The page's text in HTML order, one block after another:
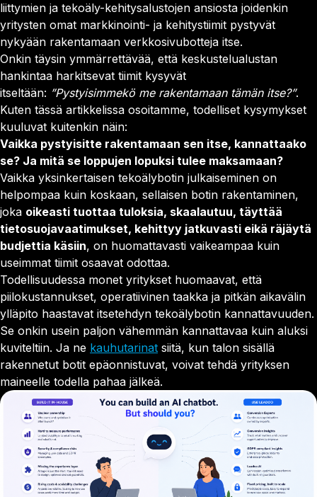
AJANKOHTAISTA
Olemme nyt Leadoo AI
Uusi hinnoittelu ja palvelumallit
liittymien ja tekoäly-kehitysalustojen ansiosta joidenkin
yritysten omat markkinointi- ja kehitystiimit pystyvät
nykyään rakentamaan verkkosivubotteja itse.
Onkin täysin ymmärrettävää, että keskustelualustan
hankintaa harkitsevat tiimit kysyvät
itseltään: ”Pystyisimmekö me rakentamaan tämän itse?”.
Kuten tässä artikkelissa osoitamme, todelliset kysymykset
kuuluvat kuitenkin näin:
Vaikka pystyisitte rakentamaan sen itse, kannattaako
se? Ja mitä se loppujen lopuksi tulee maksamaan?
Vaikka yksinkertaisen tekoälybotin julkaiseminen on
helpompaa kuin koskaan, sellaisen botin rakentaminen,
joka oikeasti tuottaa tuloksia, skaalautuu, täyttää
tietosuojavaatimukset, kehittyy jatkuvasti eikä räjäytä
budjettia käsiin, on huomattavasti vaikeampaa kuin
useimmat tiimit osaavat odottaa.
Todellisuudessa monet yritykset huomaavat, että
piilokustannukset, operatiivinen taakka ja pitkän aikavälin
ylläpito haastavat itsetehdyn tekoälybotin kannattavuuden.
Se onkin usein paljon vähemmän kannattavaa kuin aluksi
kuviteltiin. Ja ne kauhutarinat siitä, kun talon sisällä
rakennetut botit epäonnistuvat, voivat tehdä yrityksen
maineelle todella pahaa jälkeä.